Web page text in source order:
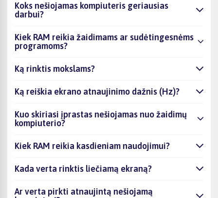
Koks nešiojamas kompiuteris geriausias
darbui?
Kiek RAM reikia žaidimams ar sudėtingesnėms
programoms?
Ką rinktis mokslams?
Ką reiškia ekrano atnaujinimo dažnis (Hz)?
Kuo skiriasi įprastas nešiojamas nuo žaidimų
kompiuterio?
Kiek RAM reikia kasdieniam naudojimui?
Kada verta rinktis liečiamą ekraną?
Ar verta pirkti atnaujintą nešiojamą